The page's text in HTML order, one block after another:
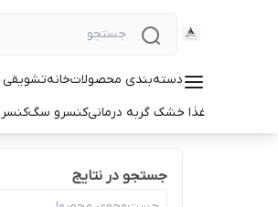
دسته‌بندی محصولاتخانه
غذا خشک گربه درمانیکنسرو سگ
جستجو در نتایج